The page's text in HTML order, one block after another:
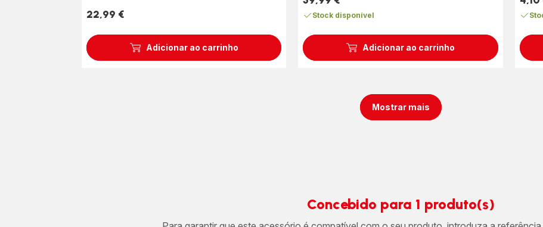
Adicionar ao carrinho
Preço
22,99 €
Adicionar ao carrinho
Preço
Stock disponível
Preço
Mostrar mais
Concebido para 1 produto(s)